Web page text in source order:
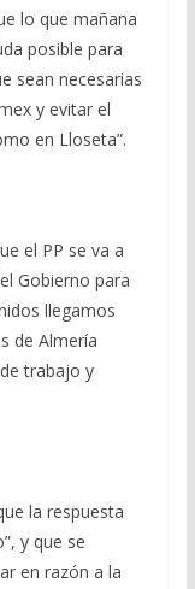
lo que mañana
posible para
sean necesarias
y evitar el
en Lloseta”.
el PP se va a
Gobierno para
llegamos
de Almería
trabajo y
la respuesta
y que se
en razón a la